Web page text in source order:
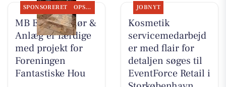
SPONSORERET OPSLAGSTAVLEN
MB Entreprenør &
Anlæg er færdige
med projekt for
Foreningen
Fantastiske Hou
JOBNYT
Kosmetik
servicemedarbejd
er med flair for
detaljen søges til
EventForce Retail i